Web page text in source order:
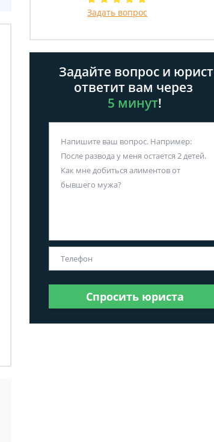
Задать вопрос
Задайте вопрос и юрист
ответит вам через
5 минут!
Спросить юриста